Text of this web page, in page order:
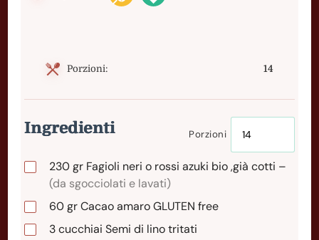
Porzioni: 14
Ingredienti Porzioni
230gr Fagioli neri o rossi azuki bio ,già cotti –
(da sgocciolati e lavati)
60grCacao amaro GLUTEN free
3cucchiai Semi di lino tritati